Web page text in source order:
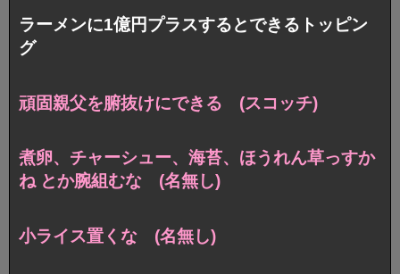
ラーメンに1億円プラスするとできるトッピン
グ
頑固親父を腑抜けにできる (スコッチ)
煮卵、チャーシュー、海苔、ほうれん草っすか
ね とか腕組むな (名無し)
小ライス置くな (名無し)